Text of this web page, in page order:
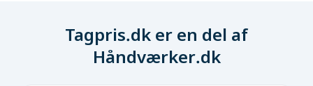
Tagpris.dk er en del af
Håndværker.dk